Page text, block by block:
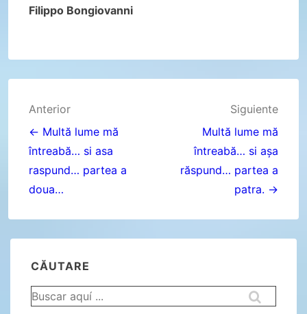
Filippo Bongiovanni
Navegación
de
entradas
Anterior
← Multă lume mă
întreabă… si asa
raspund… partea a
doua…
Siguiente
Multă lume mă
întreabă… si așa
răspund… partea a
patra. →
CĂUTARE
Buscar
por: